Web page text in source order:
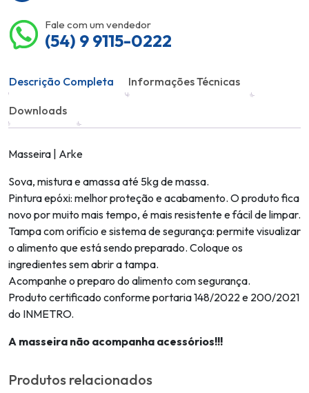
Fale com um vendedor
(54) 9 9115-0222
Descrição Completa Informações Técnicas
Downloads
Masseira | Arke
Sova, mistura e amassa até 5kg de massa.
Pintura epóxi: melhor proteção e acabamento. O produto fica
novo por muito mais tempo, é mais resistente e fácil de limpar.
Tampa com orifício e sistema de segurança: permite visualizar
o alimento que está sendo preparado. Coloque os
ingredientes sem abrir a tampa.
Acompanhe o preparo do alimento com segurança.
Produto certificado conforme portaria 148/2022 e 200/2021
do INMETRO.
A masseira não acompanha acessórios!!!
Produtos relacionados